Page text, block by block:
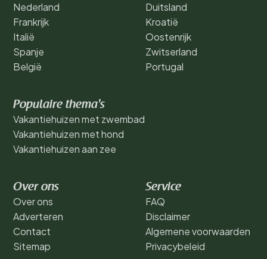
Nederland
Frankrijk
Italië
Spanje
België
Duitsland
Kroatië
Oostenrijk
Zwitserland
Portugal
Populaire thema's
Vakantiehuizen met zwembad
Vakantiehuizen met hond
Vakantiehuizen aan zee
Over ons
Over ons
Adverteren
Contact
Sitemap
Service
FAQ
Disclaimer
Algemene voorwaarden
Privacybeleid